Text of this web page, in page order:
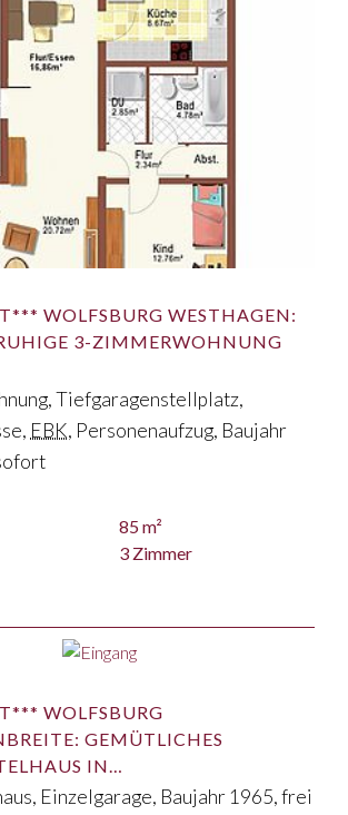
WOLFSBURG WESTHAGEN:
3-ZIMMERWOHNUNG
Tiefgaragenstellplatz,
EBK, Personenaufzug, Baujahr
85 m²
3 Zimmer
WOLFSBURG
GEMÜTLICHES
IN…
Einzelgarage, Baujahr 1965, frei